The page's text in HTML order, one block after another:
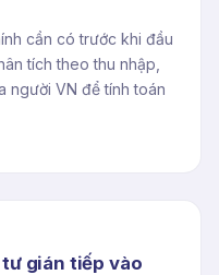
cần có trước khi đầu
tích theo thu nhập,
người VN để tính toán
tư gián tiếp vào